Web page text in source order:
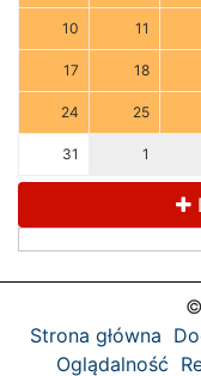
10 11
17 18
24 25
31 1
Strona główna
Oglądalność